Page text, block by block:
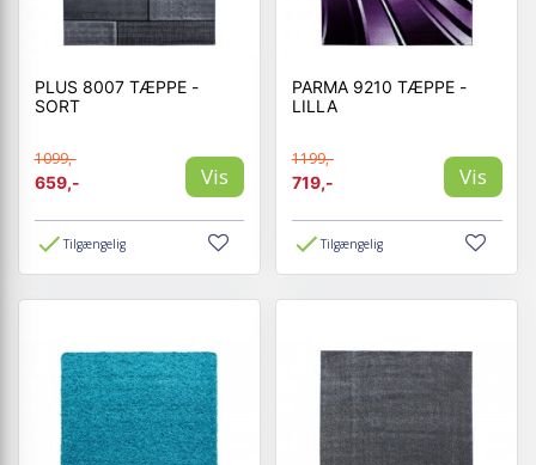
PLUS 8007 TÆPPE -
SORT
1099,-
659,-
Vis
Tilgængelig
PARMA 9210 TÆPPE -
LILLA
1199,-
719,-
Vis
Tilgængelig